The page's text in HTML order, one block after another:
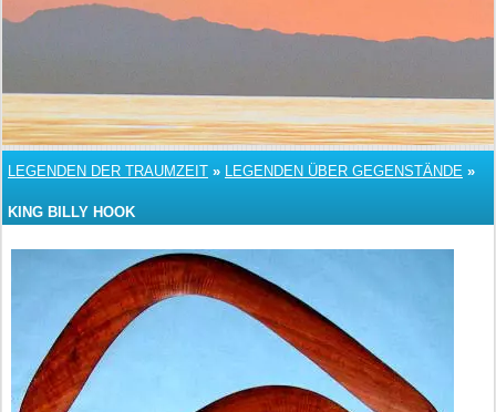
LEGENDEN DER TRAUMZEIT » LEGENDEN ÜBER GEGENSTÄNDE »
KING BILLY HOOK